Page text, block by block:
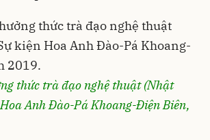
thức trà đạo nghệ thuật (Nhật
Anh Đào-Pá Khoang-Điện Biên,